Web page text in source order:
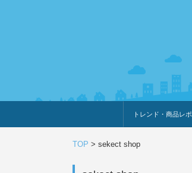
トレンド・商品レ
TOP > sekect shop